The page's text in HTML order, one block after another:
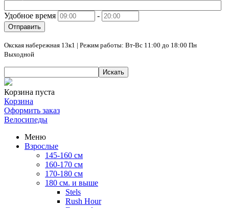
Удобное время -
Отправить
Окская набережная 13к1 | Режим работы: Вт-Вс 11:00 до 18:00 Пн
Выходной
Искать
Корзина пуста
Корзина
Оформить заказ
Велосипеды
Меню
Взрослые
145-160 см
160-170 см
170-180 см
180 см. и выше
Stels
Rush Hour